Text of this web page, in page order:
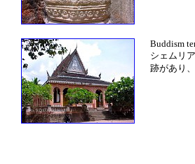
Buddism
シェムリ
跡があり